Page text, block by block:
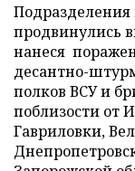
Подразделения
продвинулись
нанеся
десантно-
полков ВСУ и
поблизости от
Гавриловки,